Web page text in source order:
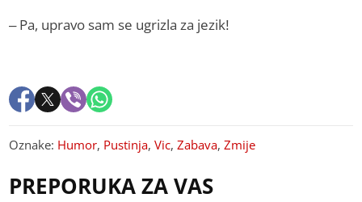
– Pa, upravo sam se ugrizla za jezik!
Oznake: Humor, Pustinja,Vic,Zabava,Zmije
PREPORUKA ZA VAS